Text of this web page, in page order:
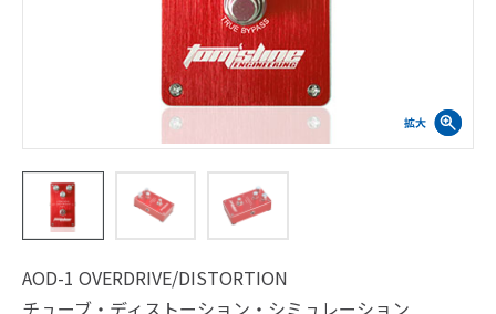
AOD-1 OVERDRIVE/DISTORTION
チューブ・ディストーション・シミュレーション